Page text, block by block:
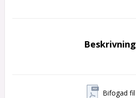
Beskrivning
Bifogad fil